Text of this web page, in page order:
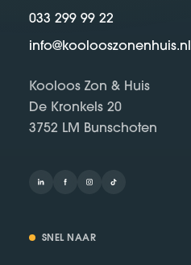
033 299 99 22
info@koolooszonenhuis.nl
Kooloos Zon & Huis
De Kronkels 20
3752 LM Bunschoten
SNEL NAAR